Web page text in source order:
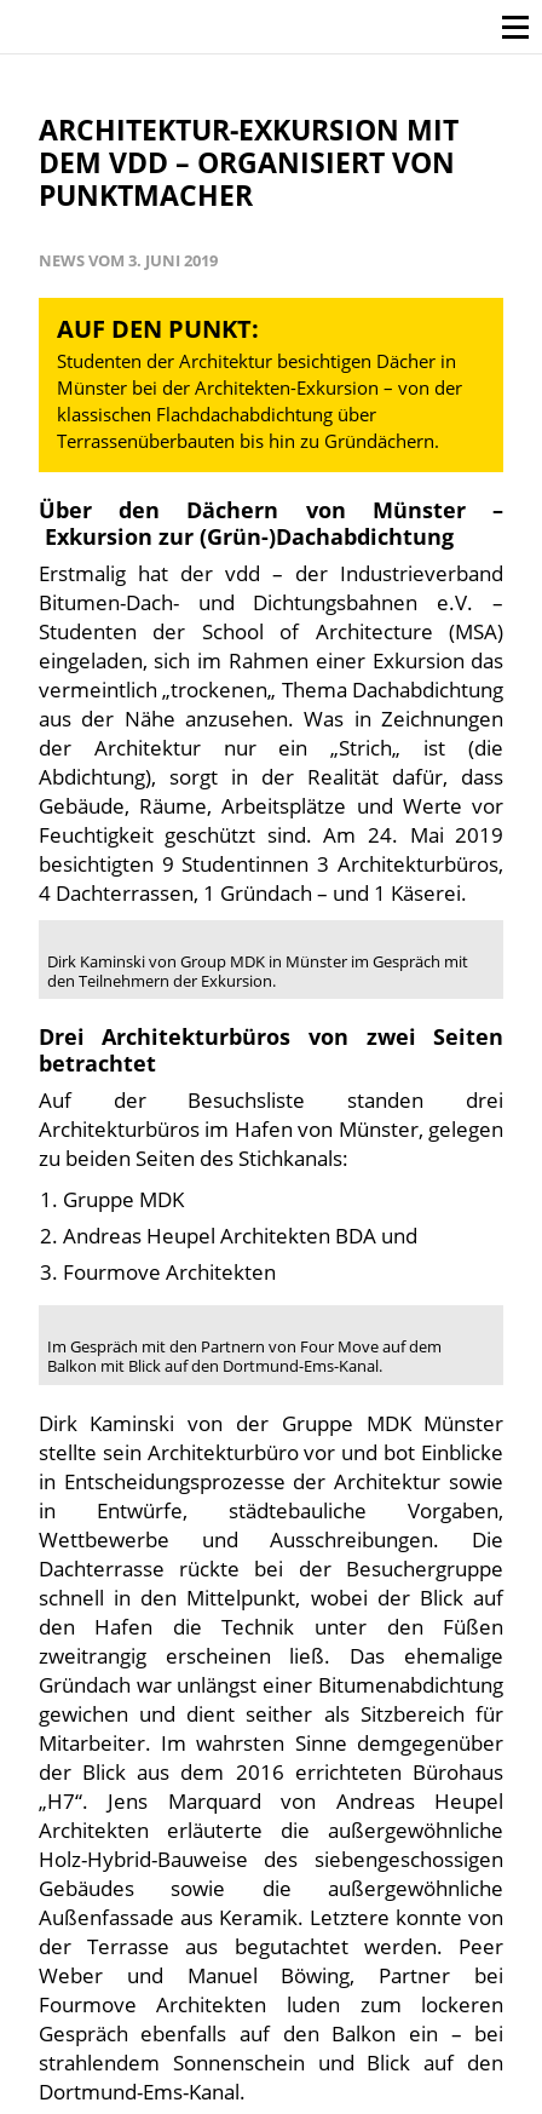
ARCHITEKTUR-EXKURSION MIT
DEM VDD – ORGANISIERT VON
PUNKTMACHER
NEWS VOM 3. JUNI 2019
AUF DEN PUNKT:
Studenten der Architektur besichtigen Dächer in
Münster bei der Architekten-Exkursion – von der
klassischen Flachdachabdichtung über
Terrassenüberbauten bis hin zu Gründächern.
Über den Dächern von Münster –
Exkursion zur (Grün-)Dachabdichtung
Erstmalig hat der vdd – der Industrieverband
Bitumen-Dach- und Dichtungsbahnen e.V. –
Studenten der School of Architecture (MSA)
eingeladen, sich im Rahmen einer Exkursion das
vermeintlich „trockenen„ Thema Dachabdichtung
aus der Nähe anzusehen. Was in Zeichnungen
der Architektur nur ein „Strich„ ist (die
Abdichtung), sorgt in der Realität dafür, dass
Gebäude, Räume, Arbeitsplätze und Werte vor
Feuchtigkeit geschützt sind. Am 24. Mai 2019
besichtigten 9 Studentinnen 3 Architekturbüros,
4 Dachterrassen, 1 Gründach – und 1 Käserei.
Dirk Kaminski von Group MDK in Münster im Gespräch mit
den Teilnehmern der Exkursion.
Drei Architekturbüros von zwei Seiten
betrachtet
Auf der Besuchsliste standen drei
Architekturbüros im Hafen von Münster, gelegen
zu beiden Seiten des Stichkanals:
Gruppe MDK
Andreas Heupel Architekten BDA und
Fourmove Architekten
Im Gespräch mit den Partnern von Four Move auf dem
Balkon mit Blick auf den Dortmund-Ems-Kanal.
Dirk Kaminski von der Gruppe MDK Münster
stellte sein Architekturbüro vor und bot Einblicke
in Entscheidungsprozesse der Architektur sowie
in Entwürfe, städtebauliche Vorgaben,
Wettbewerbe und Ausschreibungen. Die
Dachterrasse rückte bei der Besuchergruppe
schnell in den Mittelpunkt, wobei der Blick auf
den Hafen die Technik unter den Füßen
zweitrangig erscheinen ließ. Das ehemalige
Gründach war unlängst einer Bitumenabdichtung
gewichen und dient seither als Sitzbereich für
Mitarbeiter. Im wahrsten Sinne demgegenüber
der Blick aus dem 2016 errichteten Bürohaus
„H7“. Jens Marquard von Andreas Heupel
Architekten erläuterte die außergewöhnliche
Holz-Hybrid-Bauweise des siebengeschossigen
Gebäudes sowie die außergewöhnliche
Außenfassade aus Keramik. Letztere konnte von
der Terrasse aus begutachtet werden. Peer
Weber und Manuel Böwing, Partner bei
Fourmove Architekten luden zum lockeren
Gespräch ebenfalls auf den Balkon ein – bei
strahlendem Sonnenschein und Blick auf den
Dortmund-Ems-Kanal.